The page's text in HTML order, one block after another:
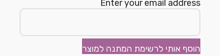
Enter your email address
הוסף אותי לרשימת המתנה למוצר